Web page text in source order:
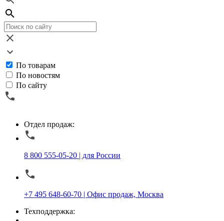
По товарам
По новостям
По сайту
Отдел продаж:
8 800 555-05-20 | для России
+7 495 648-60-70 | Офис продаж, Москва
Техподдержка: